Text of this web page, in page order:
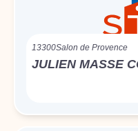
13300Salon de Provence
JULIEN MASSE